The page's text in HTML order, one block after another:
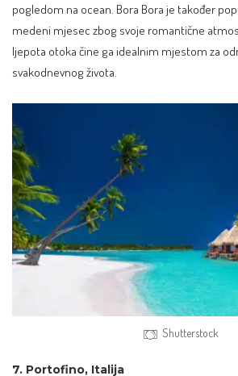
pogledom na ocean. Bora Bora je također
medeni mjesec zbog svoje romantične
ljepota otoka čine ga idealnim mjestom za
svakodnevnog života.
Shutterstock
7. Portofino, Italija